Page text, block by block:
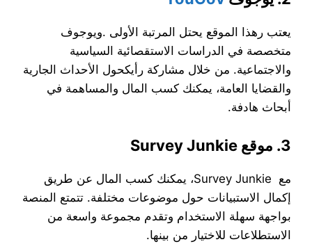
يعتب رهذا الموقع يحتل المرتبة الأولى .ويوجوف
متخصصة في الدراسات الاستقصائية السياسية
والاجتماعية. من خلال مشاركة رأيكحول الأحداث الجارية
والقضايا العامة، يمكنك كسب المال والمساهمة في
أبحاث هادفة.
3. موقع Survey Junkie
مع Survey Junkie، يمكنك كسب المال عن طريق
إكمال الاستبيانات حول موضوعات مختلفة. تتمتع المنصة
بواجهة سهلة الاستخدام وتقدم مجموعة واسعة من
الاستطلاعات للاختيار من بينها.